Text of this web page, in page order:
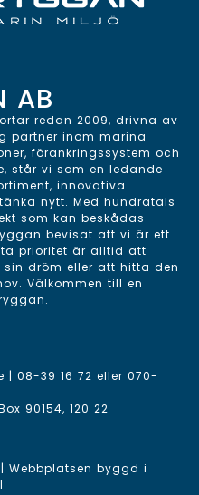
AB
redan 2009, drivna av
partner inom marina
förankringssystem och
står vi som en ledande
innovativa
nytt. Med hundratals
som kan beskådas
bevisat att vi är ett
prioritet är alltid att
dröm eller att hitta den
Välkommen till en
| 08-39 16 72 eller 070-
90154, 120 22
Webbplatsen byggd i